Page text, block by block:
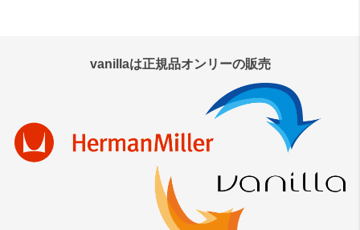
vanillaは正規品オンリーの販売